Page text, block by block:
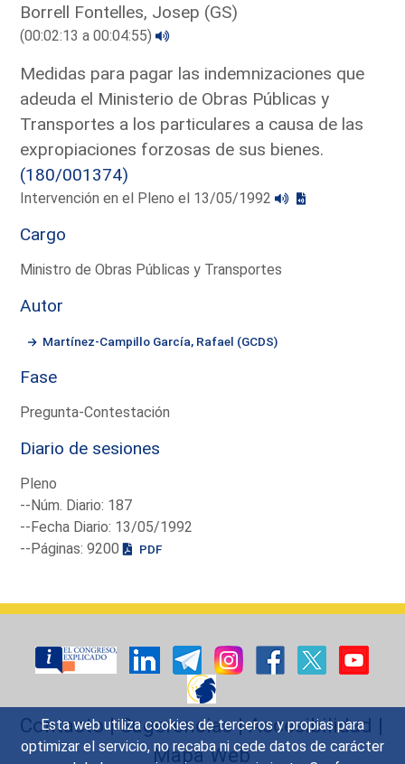
Esta web utiliza cookies de terceros y propias para
optimizar el servicio, no recaba ni cede datos de carácter
Borrell Fontelles, Josep (GS)
(00:02:13 a 00:04:55)
Medidas para pagar las indemnizaciones que
adeuda el Ministerio de Obras Públicas y
Transportes a los particulares a causa de las
expropiaciones forzosas de sus bienes.
(180/001374)
Intervención en el Pleno el 13/05/1992
Cargo
Ministro de Obras Públicas y Transportes
Autor
Martínez-Campillo García, Rafael (GCDS)
Fase
Pregunta-Contestación
Diario de sesiones
Pleno
--Núm. Diario: 187
--Fecha Diario: 13/05/1992
--Páginas: 9200
PDF
Contacto|Sugerencias|Accesibilidad |
Mapa Web